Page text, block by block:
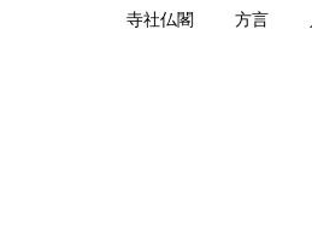
寺社仏閣 方言